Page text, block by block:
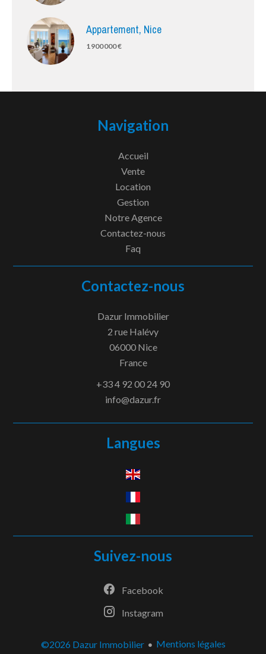
Appartement, Nice
1 900 000 €
Navigation
Accueil
Vente
Location
Gestion
Notre Agence
Contactez-nous
Faq
Contactez-nous
Dazur Immobilier
2 rue Halévy
06000Nice
France
+33 4 92 00 24 90
info@dazur.fr
Langues
Suivez-nous
Facebook
Instagram
©2026 Dazur Immobilier Mentions légales